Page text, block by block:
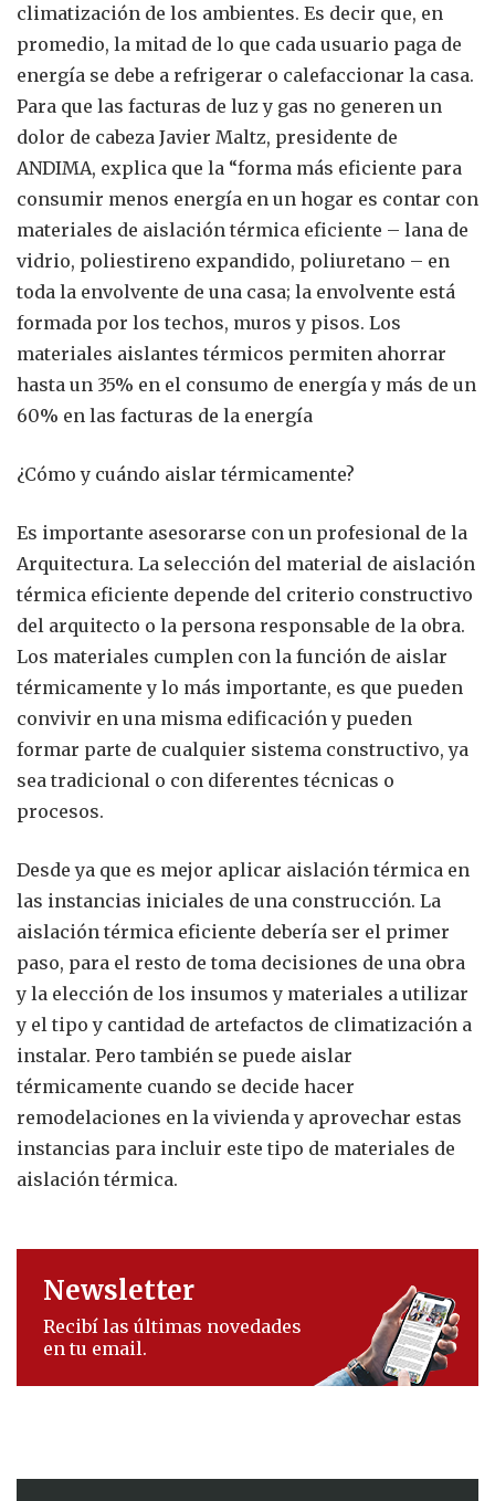
climatización de los ambientes. Es decir que, en
promedio, la mitad de lo que cada usuario paga de
energía se debe a refrigerar o calefaccionar la casa.
Para que las facturas de luz y gas no generen un
dolor de cabeza Javier Maltz, presidente de
ANDIMA, explica que la “forma más eficiente para
consumir menos energía en un hogar es contar con
materiales de aislación térmica eficiente – lana de
vidrio, poliestireno expandido, poliuretano – en
toda la envolvente de una casa; la envolvente está
formada por los techos, muros y pisos. Los
materiales aislantes térmicos permiten ahorrar
hasta un 35% en el consumo de energía y más de un
60% en las facturas de la energía
¿Cómo y cuándo aislar térmicamente?
Es importante asesorarse con un profesional de la
Arquitectura. La selección del material de aislación
térmica eficiente depende del criterio constructivo
del arquitecto o la persona responsable de la obra.
Los materiales cumplen con la función de aislar
térmicamente y lo más importante, es que pueden
convivir en una misma edificación y pueden
formar parte de cualquier sistema constructivo, ya
sea tradicional o con diferentes técnicas o
procesos.
Desde ya que es mejor aplicar aislación térmica en
las instancias iniciales de una construcción. La
aislación térmica eficiente debería ser el primer
paso, para el resto de toma decisiones de una obra
y la elección de los insumos y materiales a utilizar
y el tipo y cantidad de artefactos de climatización a
instalar. Pero también se puede aislar
térmicamente cuando se decide hacer
remodelaciones en la vivienda y aprovechar estas
instancias para incluir este tipo de materiales de
aislación térmica.
Newsletter
Recibí las últimas novedades
en tu email.